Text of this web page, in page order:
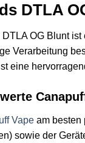
DTLA
OG Blunt
Verarbeitung
eine
Vape am besten
sowie der